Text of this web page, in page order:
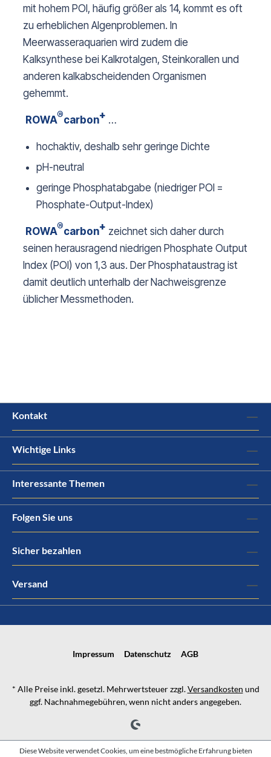
mit hohem POI, häufig größer als 14, kommt es oft
zu erheblichen Algenproblemen. In
Meerwasseraquarien wird zudem die
Kalksynthese bei Kalkrotalgen, Steinkorallen und
anderen kalkabscheidenden Organismen
gehemmt.
ROWA®carbon+ …
hochaktiv, deshalb sehr geringe Dichte
pH-neutral
geringe Phosphatabgabe (niedriger POI =
Phosphate-Output-Index)
ROWA®carbon+ zeichnet sich daher durch
seinen herausragend niedrigen Phosphate Output
Index (POI) von 1,3 aus. Der Phosphataustrag ist
damit deutlich unterhalb der Nachweisgrenze
üblicher Messmethoden.
Kontakt
Wichtige Links
Interessante Themen
Folgen Sie uns
Sicher bezahlen
Versand
Impressum Datenschutz AGB
* Alle Preise inkl. gesetzl. Mehrwertsteuer zzgl.Versandkosten und
ggf. Nachnahmegebühren, wenn nicht anders angegeben.
Diese Website verwendet Cookies, um eine bestmögliche Erfahrung bieten